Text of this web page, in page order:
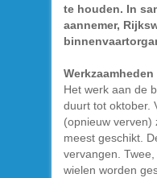
te houden. In
aannemer,
Werkzaamheden
Het werk aan de
duurt tot oktober.
(opnieuw verven)
meest geschikt.
vervangen.
wielen worden